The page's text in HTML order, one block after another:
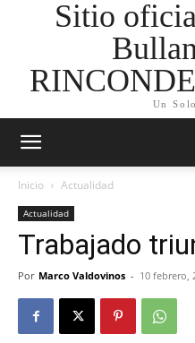
Sitio
Un
Inicio Actualidad
Actualidad
Trabajado
Por Marco Valdovinos - 10 febrero,